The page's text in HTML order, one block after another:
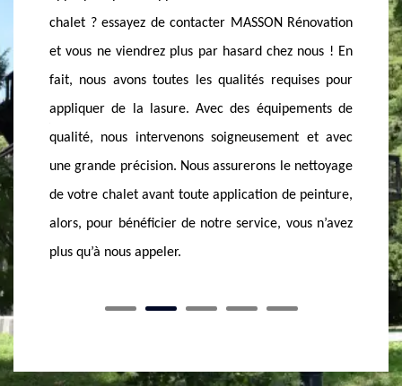
! En
pour
de
avec
réguler. En effet, les bois sont des matières
susceptibles aux effets des intempéries, ils ne
possèdent pas de grande résistance, raison pour
laquelle, il est recommandé de le protéger par des
traitements. C’est bien pour cela que MASSON
Rénovation vous offre ses prestations en pose de
lasure. Un traitement très efficace, la lasure
protège tout votre chalet.
vous
est
Un
nos